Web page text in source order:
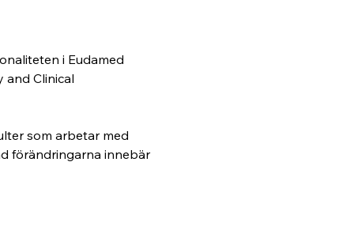
i Eudamed
and Clinical
som arbetar med
förändringarna innebär